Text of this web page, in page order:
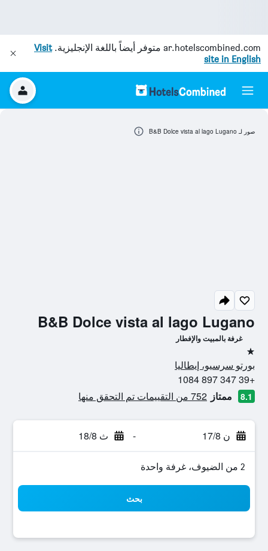
ar.hotelscombined.com متوفر أيضاً باللغة الإنجليزية.Visit
site in English
B&B Dolce vista al lago Lugano
غرفة بالمبيت والإفطار
نجمة واحدة
بورتو سرسيو، إيطاليا
+39 347 897 1084
8.1 ممتاز 752 من التقييمات تم التحقق منها
ن 17/8 - ث 18/8
2 من الضيوف، غرفة واحدة
بحث
صور لـ B&B Dolce vista al lago Lugano